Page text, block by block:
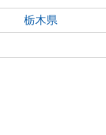
栃木県